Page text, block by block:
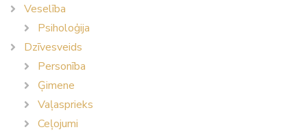
Veselība
Psiholoģija
Dzīvesveids
Personība
Ģimene
Vaļasprieks
Ceļojumi